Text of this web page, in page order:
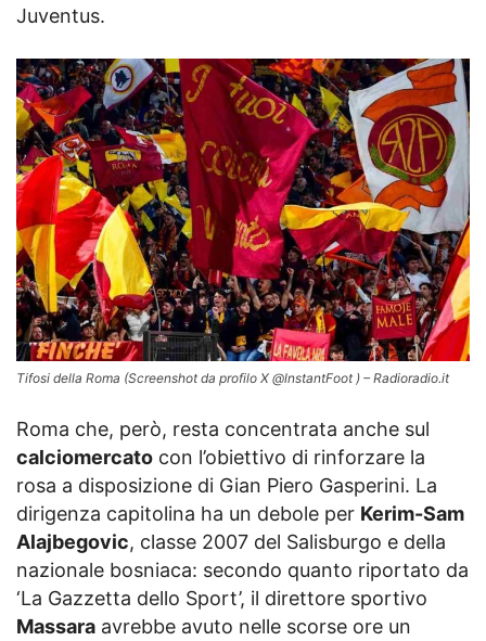
Juventus.
Tifosi della Roma (Screenshot da profilo X @lnstantFoot ) – Radioradio.it
Roma che, però, resta concentrata anche sul
calciomercato con l’obiettivo di rinforzare la
rosa a disposizione di Gian Piero Gasperini. La
dirigenza capitolina ha un debole per Kerim-Sam
Alajbegovic, classe 2007 del Salisburgo e della
nazionale bosniaca: secondo quanto riportato da
‘La Gazzetta dello Sport’, il direttore sportivo
Massara avrebbe avuto nelle scorse ore un